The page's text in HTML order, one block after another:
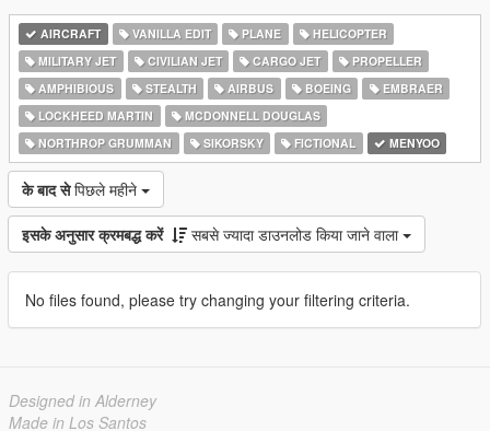
AIRCRAFT VANILLA EDIT PLANE
HELICOPTER
MILITARY JET
CIVILIAN JET CARGO JET
PROPELLER
AMPHIBIOUS
STEALTH AIRBUS BOEING
EMBRAER
LOCKHEED MARTIN
MCDONNELL DOUGLAS
NORTHROP GRUMMAN
SIKORSKY FICTIONAL MENYOO
के बाद से पिछले महीने
इसके अनुसार क्रमबद्ध करें सबसे ज्यादा डाउनलोड किया जाने वाला
No files found, please try changing your filtering criteria.
Designed in Alderney
Made in Los Santos